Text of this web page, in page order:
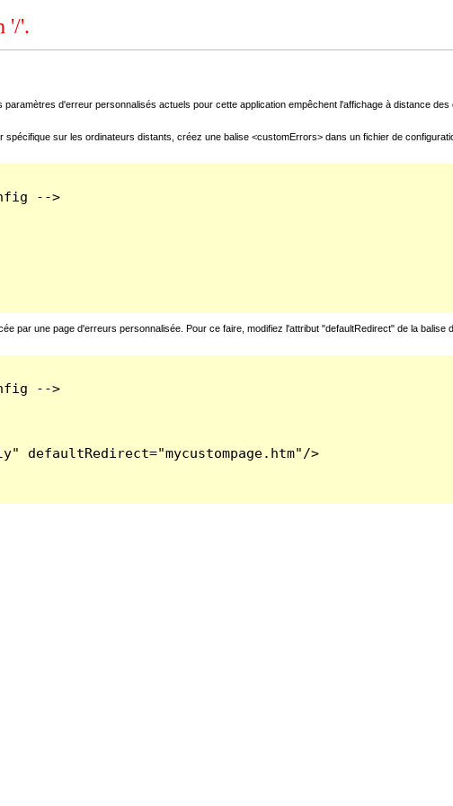
'/'.
d'erreur personnalisés actuels pour cette application empêchent l'affichage à distance
sur les ordinateurs distants, créez une balise <customErrors> dans un fichier de
-->
par une page d'erreurs personnalisée. Pour ce faire, modifiez l'attribut "defaultRedirect" de la
-->
defaultRedirect="mycustompage.htm"/>